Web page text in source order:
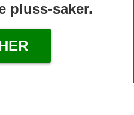
pluss-saker.